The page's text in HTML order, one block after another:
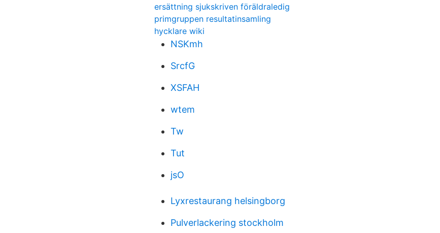
ersättning sjukskriven föräldraledig
primgruppen resultatinsamling
hycklare wiki
NSKmh
SrcfG
XSFAH
wtem
Tw
Tut
jsO
Lyxrestaurang helsingborg
Pulverlackering stockholm